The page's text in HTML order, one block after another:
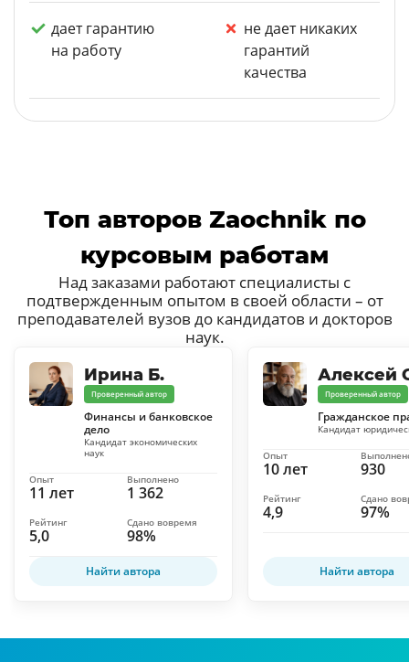
дает гарантию
на работу
не дает никаких
гарантий
качества
Топ авторов Zaochnik по
курсовым работам
Над заказами работают специалисты с
подтвержденным опытом в своей области – от
преподавателей вузов до кандидатов и докторов
наук.
Ирина Б.
Проверенный автор
Финансы и банковское
дело
Кандидат экономических
наук
11 лет
Опыт
1 362
Выполнено
5,0
Рейтинг
98%
Сдано вовремя
Найти автора
Алексей
Проверенный автор
Гражданское
Кандидат
10 лет
Опыт
930
4,9
Рейтинг
97%
Сдано
Найти автора